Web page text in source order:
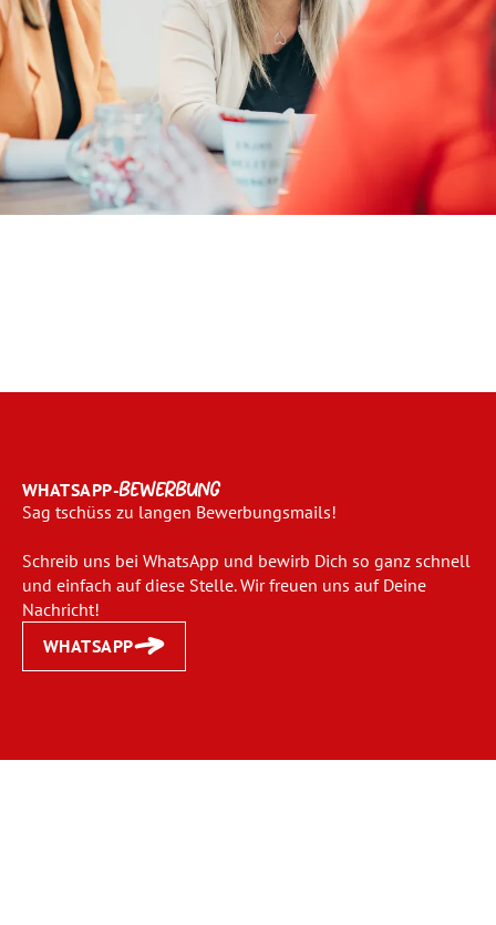
WHATSAPP-BEWERBUNG
Sag tschüss zu langen Bewerbungsmails!
Schreib uns bei WhatsApp und bewirb Dich so ganz schnell
und einfach auf diese Stelle. Wir freuen uns auf Deine
Nachricht!
WHATSAPP